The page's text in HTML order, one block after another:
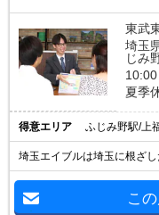
東武
埼玉
じみ
夏季
得意エリア ふじみ野駅/上
埼玉エイブルは埼玉に根ざし
こ